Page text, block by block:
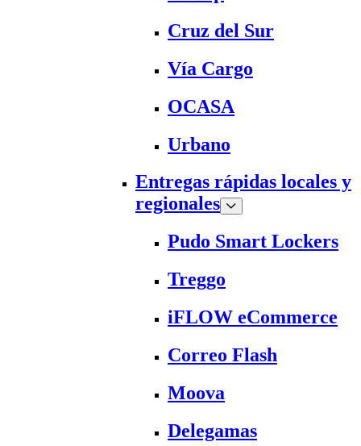
Cruz del Sur
Vía Cargo
OCASA
Urbano
Entregas rápidas locales y
regionales
Pudo Smart Lockers
Treggo
iFLOW eCommerce
Correo Flash
Moova
Delegamas